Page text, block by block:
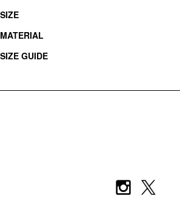
SIZE
MATERIAL
SIZE GUIDE